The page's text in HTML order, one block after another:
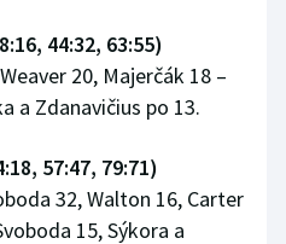
44:32, 63:55)
20, Majerčák 18 –
a Zdanavičius po 13.
57:47, 79:71)
32, Walton 16, Carter
15, Sýkora a